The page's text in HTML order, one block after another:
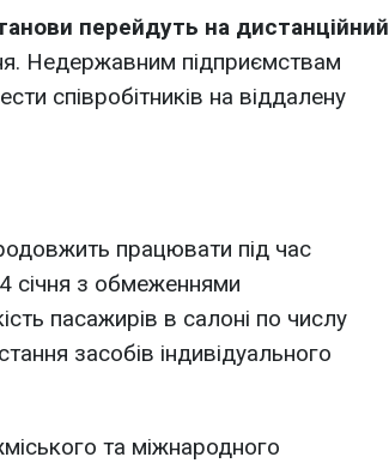
перейдуть на дистанційний
Недержавним підприємствам
співробітників на віддалену
працювати під час
січня з обмеженнями
пасажирів в салоні по числу
засобів індивідуального
та міжнародного